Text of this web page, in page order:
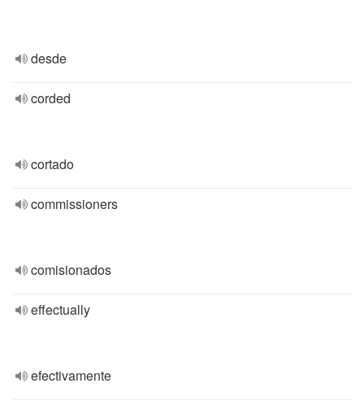
desde
corded
cortado
commissioners
comisionados
effectually
efectivamente